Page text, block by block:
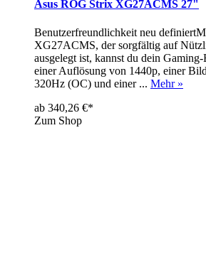
Asus ROG Strix XG27ACMS 27"
Benutzerfreundlichkeit neu
XG27ACMS, der sorgfältig auf
ausgelegt ist, kannst du dein
einer Auflösung von 1440p, einer
320Hz (OC) und einer ... Mehr »
ab 340,26 €*
Zum Shop